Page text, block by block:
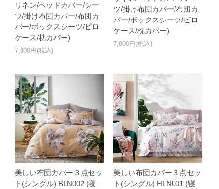
リネン/ベッドカバー/シー
ツ/掛け布団カバー/布団カ
バー/ボックスシーツ/ピロ
ケース/枕カバー)
7,800円(税込)
ツ/掛け布団カバー/布団カ
バー/ボックスシーツ/ピロ
ケース/枕カバー)
7,800円(税込)
美しい布団カバー３点セッ
ト(シングル) BLN002 (寝
美しい布団カバー３点セッ
ト(シングル) HLN001 (寝